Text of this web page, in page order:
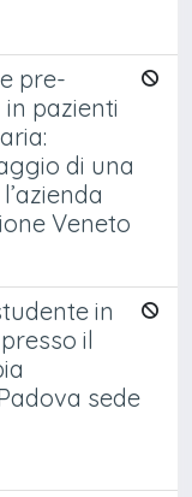
pre-
pazienti
di una
Veneto
in
il
sede